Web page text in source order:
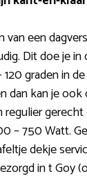
van een
Dit doe je in
graden in
dan kan je
gerecht
– 750 Watt.
dekje
in t Goy